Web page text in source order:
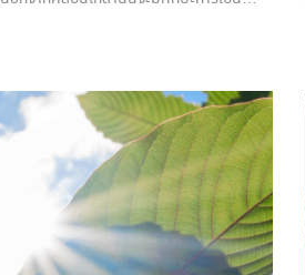
ามสามารถ จนอยากมอบมงตำแหน่ง All-